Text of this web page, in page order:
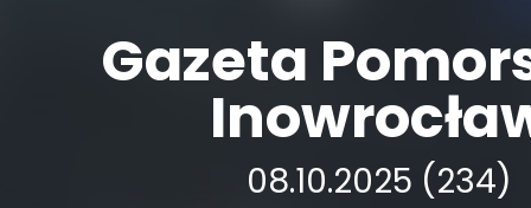
Gazeta
08.10.2025 (234)